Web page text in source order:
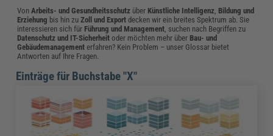
VonArbeits- und Gesundheitsschutz über Künstliche Intelligenz, Bildung und
Erziehung bis hin zuZoll und Export decken wir ein breites Spektrum ab. Sie
interessieren sich für Führung und Management, suchen nach Begriffen zu
Datenschutz und IT-Sicherheit oder möchten mehr über Bau- und
Gebäudemanagement erfahren? Kein Problem – unser Glossar bietet
Antworten auf Ihre Fragen.
Einträge für Buchstabe "X"